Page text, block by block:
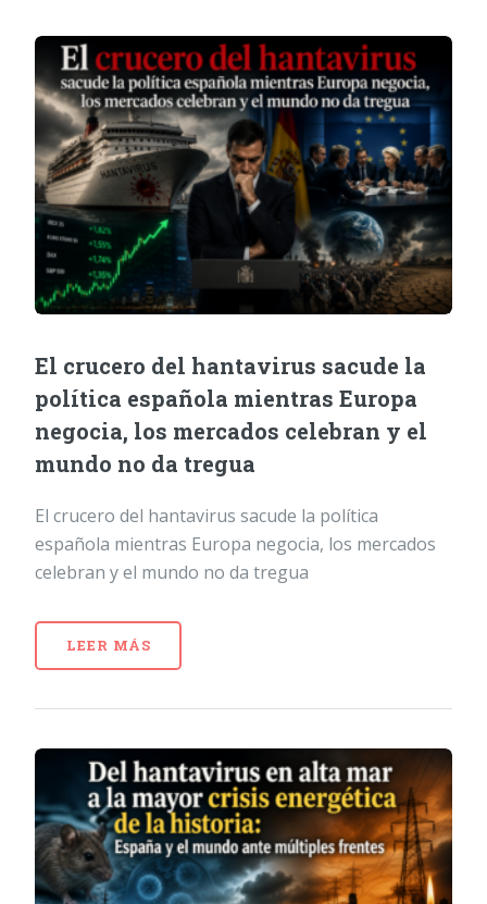
El crucero del hantavirus sacude la
política española mientras Europa
negocia, los mercados celebran y el
mundo no da tregua
El crucero del hantavirus sacude la política
española mientras Europa negocia, los mercados
celebran y el mundo no da tregua
LEER MÁS